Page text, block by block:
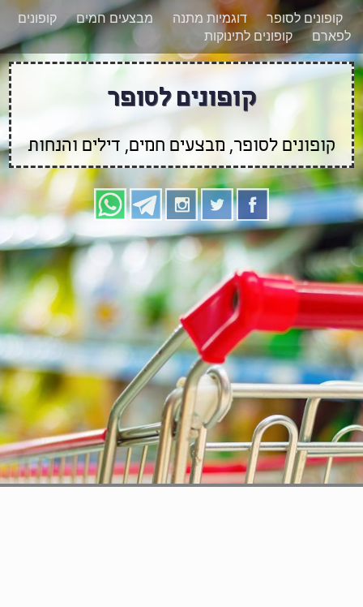
רוצים להישאר מעודכנים לגבי קופונים חדשים?
הצטרפו אלינו גם
בוואטסאפ
קופונים לסופר דוגמיות מתנה מבצעים חמים
קופונים
לפארם
קופונים לתינוקות
קופונים לסופר
קופונים לסופר, מבצעים חמים, דילים והנחות